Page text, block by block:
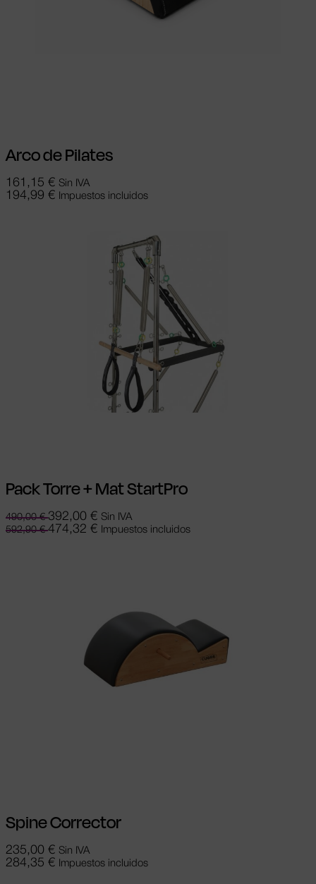
Arco de Pilates
161,15 € Sin IVA
194,99 € Impuestos incluidos
Pack Torre + Mat StartPro
490,00€ 392,00 € Sin IVA
592,90€ 474,32 € Impuestos incluidos
Spine Corrector
235,00 € Sin IVA
284,35 € Impuestos incluidos